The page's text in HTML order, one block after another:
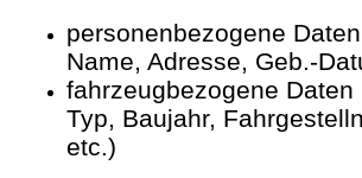
personenbezogene
Name, Adresse, Geb.-
fahrzeugbezogene Daten
Typ, Baujahr,
etc.)